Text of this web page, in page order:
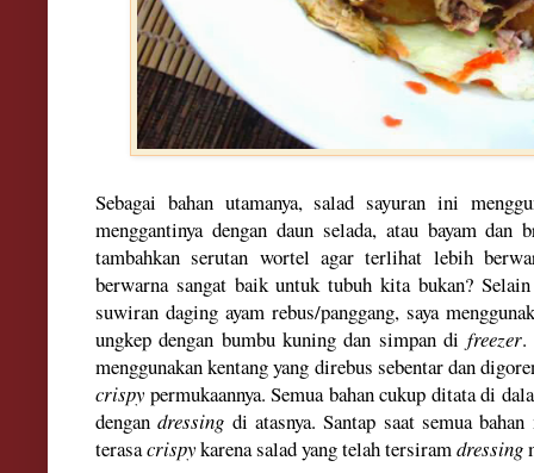
Sebagai bahan utamanya, salad sayuran ini
menggantinya dengan daun selada, atau bayam
tambahkan serutan wortel agar terlihat lebih
berwarna sangat baik untuk tubuh kita bukan?
suwiran daging ayam rebus/panggang, saya
ungkep dengan bumbu kuning dan simpan di freezer.
menggunakan kentang yang direbus sebentar dan
crispypermukaannya. Semua bahan cukup ditata di
dengandressing di atasnya.Santap saat semua
terasacrispykarena salad yang telah tersiramdressing